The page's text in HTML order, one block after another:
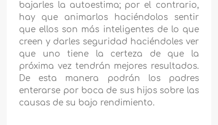
bajarles la autoestima; por el contrario,
hay que animarlos haciéndolos sentir
que ellos son más inteligentes de lo que
creen y darles seguridad haciéndoles ver
que uno tiene la certeza de que la
próxima vez tendrán mejores resultados.
De esta manera podrán los padres
enterarse por boca de sus hijos sobre las
causas de su bajo rendimiento.